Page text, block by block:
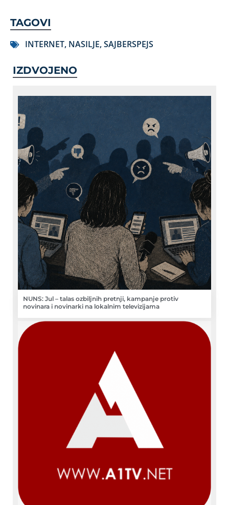
TAGOVI
INTERNET, NASILJE,SAJBERSPEJS
IZDVOJENO
NUNS: Jul – talas ozbiljnih pretnji, kampanje protiv
novinara i novinarki na lokalnim televizijama